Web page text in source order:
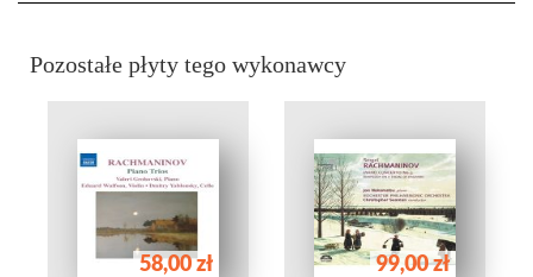
Pozostałe płyty tego wykonawcy
58,00 zł 99,00 zł